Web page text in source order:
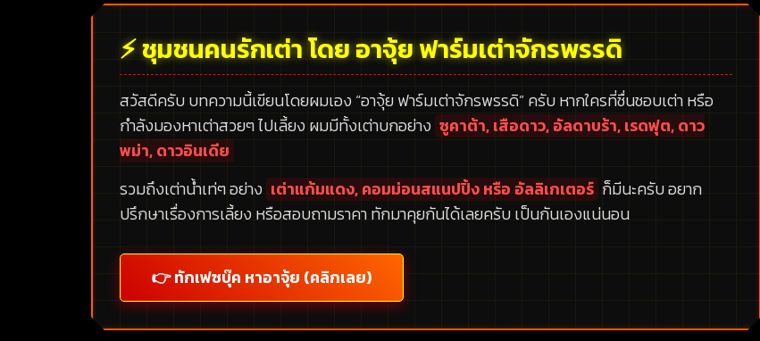
⚡ ชุมชนคนรักเต่า โดย อาจุ้ย ฟาร์มเต่าจักรพรรดิ
สวัสดีครับ บทความนี้เขียนโดยผมเอง “อาจุ้ย ฟาร์มเต่าจักรพรรดิ”ครับ หากใครที่ชื่นชอบเต่า หรือ
กำลังมองหาเต่าสวยๆ ไปเลี้ยง ผมมีทั้งเต่าบกอย่าง ซูคาต้า, เสือดาว, อัลดาบร้า, เรดฟุต, ดาว
พม่า, ดาวอินเดีย
รวมถึงเต่าน้ำเท่ๆ อย่าง เต่าแก้มแดง, คอมม่อนสแนปปิ้ง หรือ อัลลิเกเตอร์ ก็มีนะครับ อยาก
ปรึกษาเรื่องการเลี้ยง หรือสอบถามราคา ทักมาคุยกันได้เลยครับ เป็นกันเองแน่นอน
👉 ทักเฟซบุ๊ค หาอาจุ้ย (คลิกเลย)